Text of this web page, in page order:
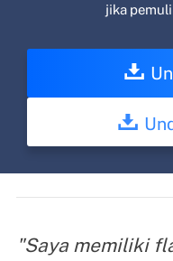
jika
"Saya memiliki